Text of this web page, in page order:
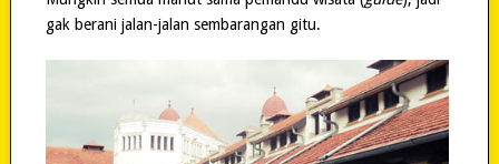
gak berani jalan-jalan sembarangan gitu.